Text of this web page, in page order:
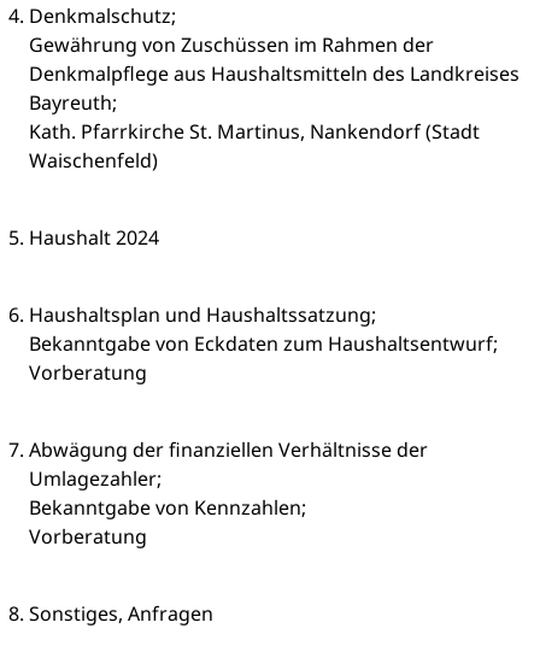
Denkmalschutz;
Gewährung von Zuschüssen im Rahmen der
Denkmalpflege aus Haushaltsmitteln des Landkreises
Bayreuth;
Kath. Pfarrkirche St. Martinus, Nankendorf (Stadt
Waischenfeld)
Haushalt 2024
Haushaltsplan und Haushaltssatzung;
Bekanntgabe von Eckdaten zum Haushaltsentwurf;
Vorberatung
Abwägung der finanziellen Verhältnisse der
Umlagezahler;
Bekanntgabe von Kennzahlen;
Vorberatung
Sonstiges, Anfragen